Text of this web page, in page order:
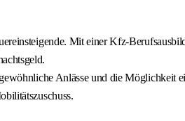
Mit einer Kfz-
Anlässe und die Möglichkeit